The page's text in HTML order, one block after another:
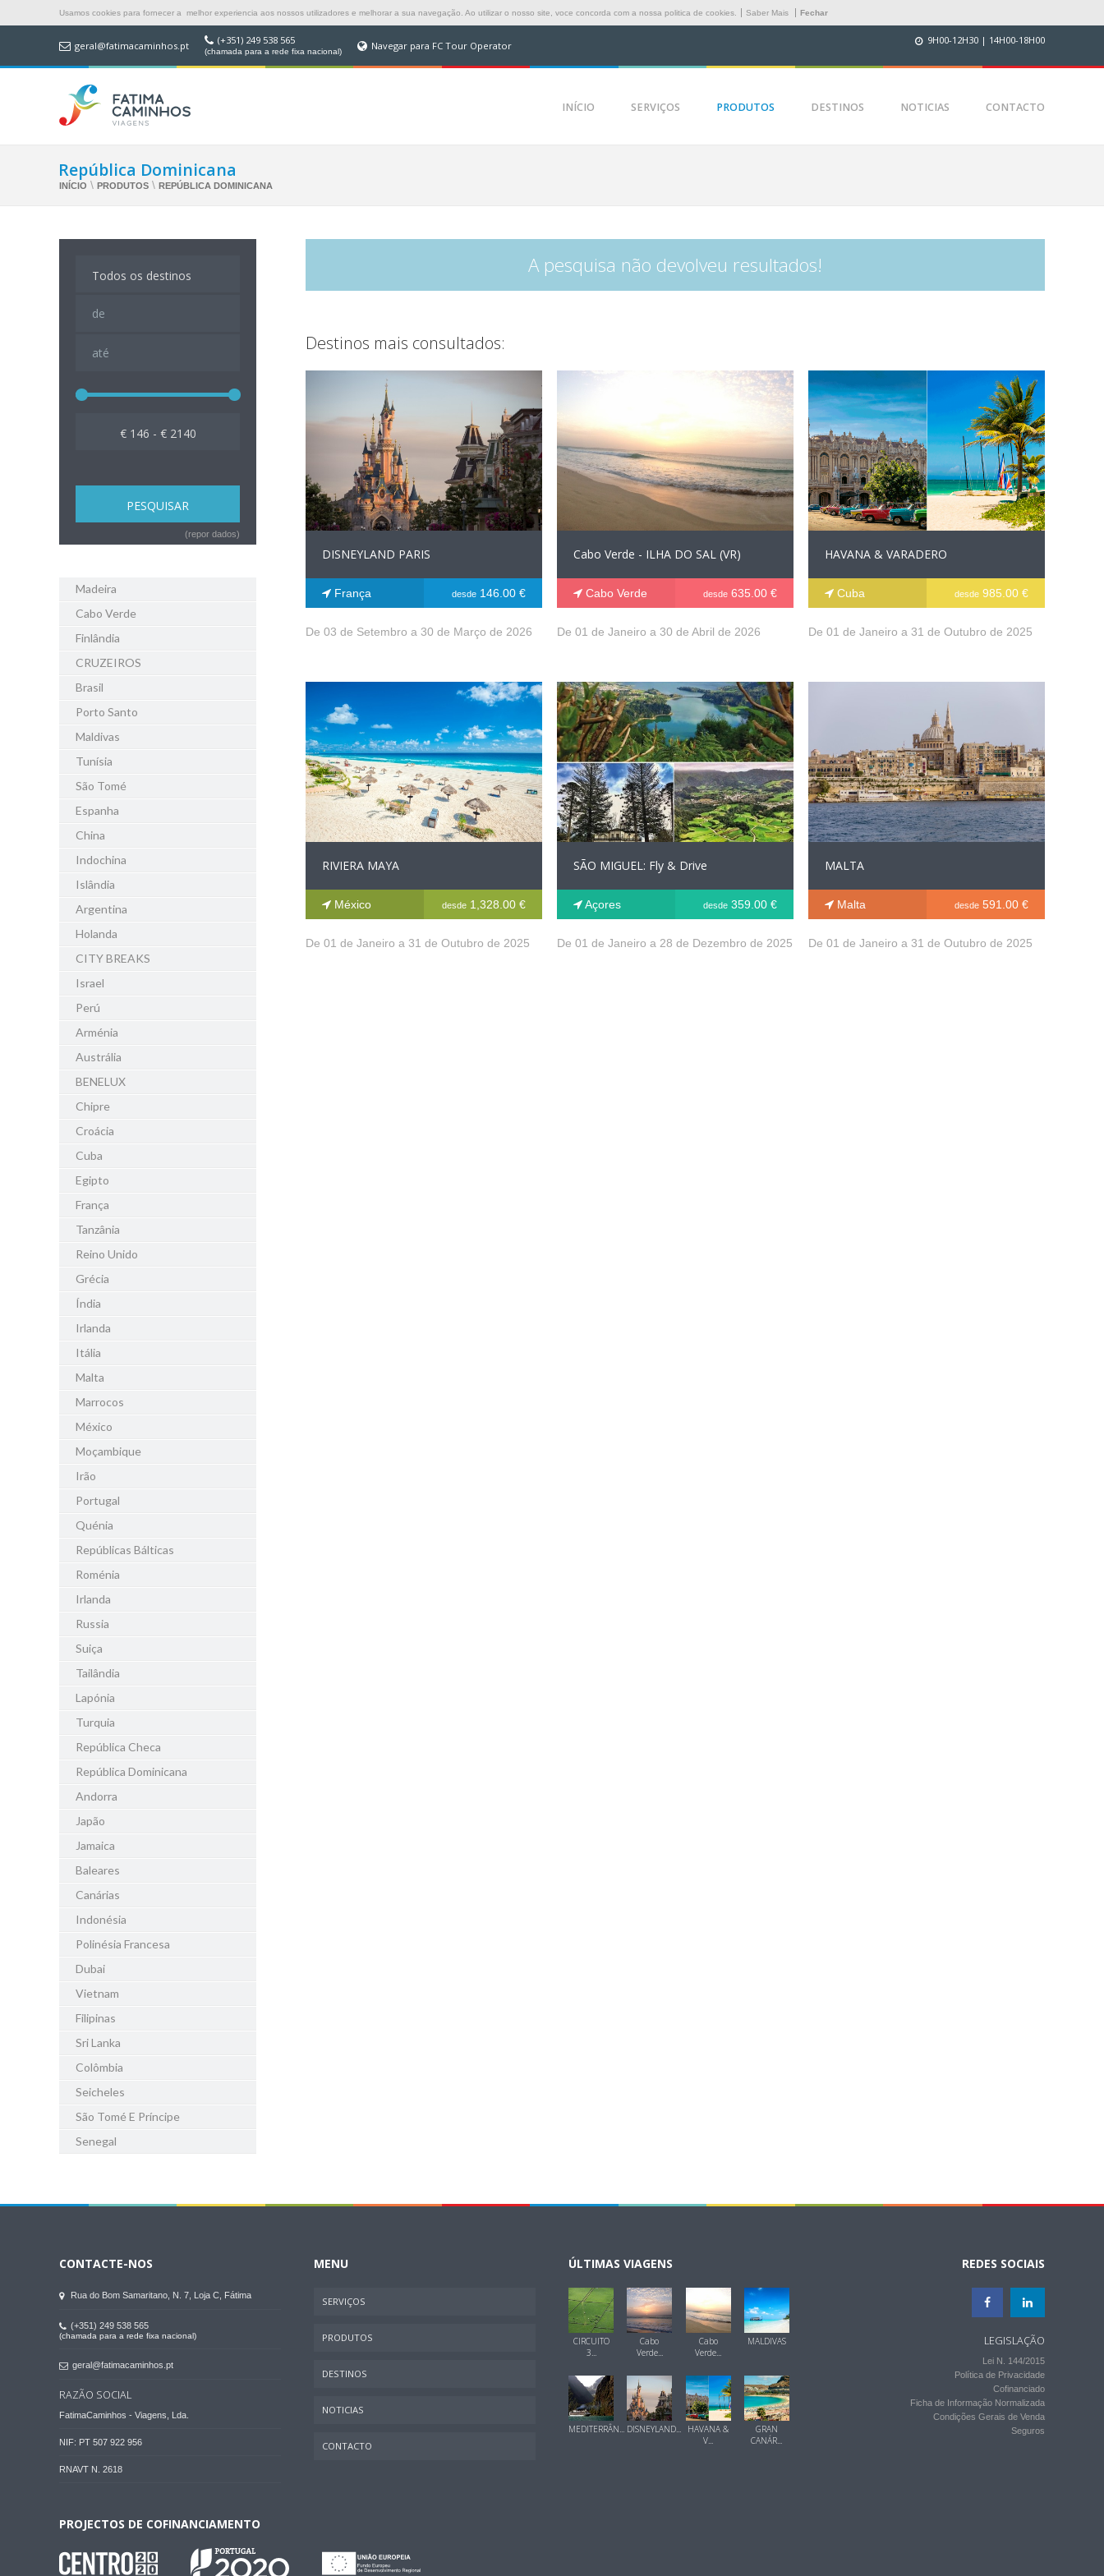
Usamos cookies para fornecer a melhor experiencia aos nossos utilizadores e melhorar a sua navegação. Ao utilizar o nosso site, voce concorda com a nossa politica de cookies. Saber Mais Fechar
geral@fatimacaminhos.pt (+351) 249 538 565
(chamada para a rede fixa nacional) Navegar para FC Tour Operator 9H00-12H30 | 14H00-18H00
INÍCIO SERVIÇOS PRODUTOS DESTINOS NOTICIAS CONTACTO
República Dominicana
INÍCIO \ PRODUTOS \ REPÚBLICA DOMINICANA
A pesquisa não devolveu resultados!
Destinos mais consultados:
DISNEYLAND PARIS
França desde 146.00 €
De 03 de Setembro a 30 de Março de 2026
Cabo Verde - ILHA DO SAL (VR)
Cabo Verde desde 635.00 €
De 01 de Janeiro a 30 de Abril de 2026
HAVANA & VARADERO
Cuba desde 985.00 €
De 01 de Janeiro a 31 de Outubro de 2025
RIVIERA MAYA
México desde 1,328.00 €
De 01 de Janeiro a 31 de Outubro de 2025
SÃO MIGUEL: Fly & Drive
Açores desde 359.00 €
De 01 de Janeiro a 28 de Dezembro de 2025
MALTA
Malta desde 591.00 €
De 01 de Janeiro a 31 de Outubro de 2025
€ 146 - € 2140
(repor dados)
Madeira
Cabo Verde
Finlândia
CRUZEIROS
Brasil
Porto Santo
Maldivas
Tunísia
São Tomé
Espanha
China
Indochina
Islândia
Argentina
Holanda
CITY BREAKS
Israel
Perú
Arménia
Austrália
BENELUX
Chipre
Croácia
Cuba
Egipto
França
Tanzânia
Reino Unido
Grécia
Índia
Irlanda
Itália
Malta
Marrocos
México
Moçambique
Irão
Portugal
Quénia
Repúblicas Bálticas
Roménia
Irlanda
Russia
Suiça
Tailândia
Lapónia
Turquia
República Checa
República Dominicana
Andorra
Japão
Jamaica
Baleares
Canárias
Indonésia
Polinésia Francesa
Dubai
Vietnam
Filipinas
Sri Lanka
Colômbia
Seicheles
São Tomé E Príncipe
Senegal
CONTACTE-NOS
Rua do Bom Samaritano, N. 7, Loja C, Fátima
(+351) 249 538 565
(chamada para a rede fixa nacional)
geral@fatimacaminhos.pt
RAZÃO SOCIAL
FatimaCaminhos - Viagens, Lda.
NIF: PT 507 922 956
RNAVT N. 2618
MENU
SERVIÇOS
PRODUTOS
DESTINOS
NOTICIAS
CONTACTO
ÚLTIMAS VIAGENS
CIRCUITO
3...
Cabo
Verde...
Cabo
Verde...
MALDIVAS
MEDITERRÂN... DISNEYLAND...
HAVANA &
V...
GRAN
CANÁR...
REDES SOCIAIS
LEGISLAÇÃO
Lei N. 144/2015
Política de Privacidade
Cofinanciado
Ficha de Informação Normalizada
Condições Gerais de Venda
Seguros
PROJECTOS DE COFINANCIAMENTO